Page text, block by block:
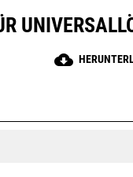
cloud_download